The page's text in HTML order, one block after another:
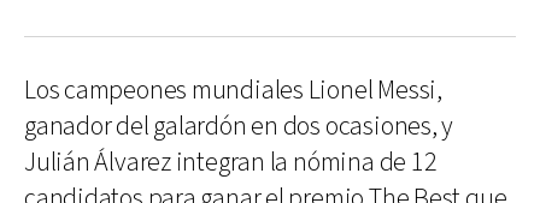
Los campeones mundiales Lionel Messi,
ganador del galardón en dos ocasiones, y
Julián Álvarez integran la nómina de 12